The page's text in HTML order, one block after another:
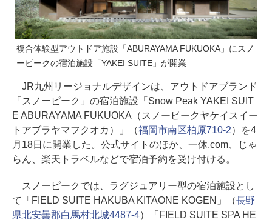
複合体験型アウトドア施設「ABURAYAMA FUKUOKA」にスノ
ーピークの宿泊施設「YAKEI SUITE」が開業
JR九州リージョナルデザインは、アウトドアブランド
「スノーピーク」の宿泊施設「Snow Peak YAKEI SUIT
E ABURAYAMA FUKUOKA（スノーピークヤケイスイー
トアブラヤマフクオカ）」（福岡市南区柏原710-2）を4
月18日に開業した。公式サイトのほか、一休.com、じゃ
らん、楽天トラベルなどで宿泊予約を受け付ける。
スノーピークでは、ラグジュアリー型の宿泊施設とし
て「FIELD SUITE HAKUBA KITAONE KOGEN」（長野
県北安曇郡白馬村北城4487-4）「FIELD SUITE SPA HE